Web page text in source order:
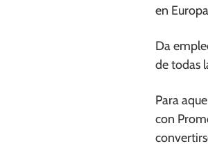
en
Da
de todas
Para
con